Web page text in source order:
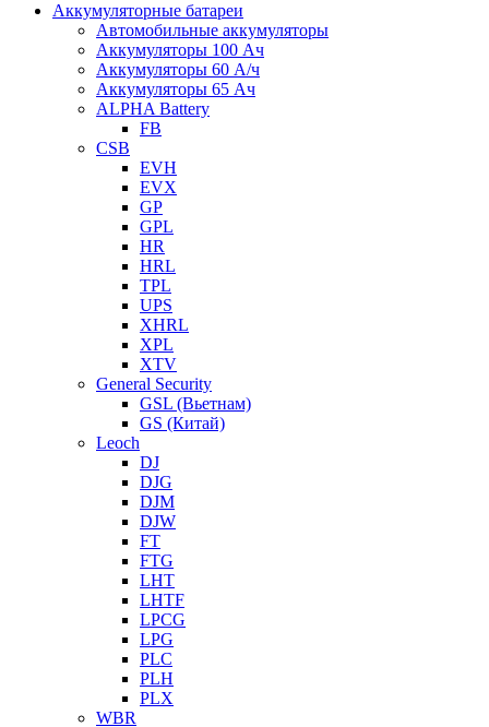
Аккумуляторные батареи
Автомобильные аккумуляторы
Аккумуляторы 100 Ач
Аккумуляторы 60 А/ч
Аккумуляторы 65 Ач
ALPHA Battery
FB
CSB
EVH
EVX
GP
GPL
HR
HRL
TPL
UPS
XHRL
XPL
XTV
General Security
GSL (Вьетнам)
GS (Китай)
Leoch
DJ
DJG
DJM
DJW
FT
FTG
LHT
LHTF
LPCG
LPG
PLC
PLH
PLX
WBR